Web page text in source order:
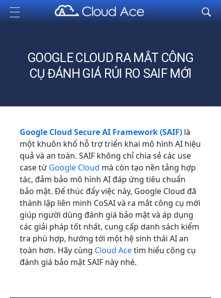
Cloud Ace
Nhà cung cấp giải pháp trên GCP cho doanh nghiệp
GOOGLE CLOUD RA MẮT CÔNG
CỤ ĐÁNH GIÁ RỦI RO SAIF MỚI
Google Cloud Secure AI Framework (SAIF) là
một khuôn khổ hỗ trợ triển khai mô hình AI hiệu
quả và an toàn. SAIF không chỉ chia sẻ các use
case từGoogle Cloud mà còn tạo nền tảng hợp
tác, đảm bảo mô hình AI đáp ứng tiêu chuẩn
bảo mật. Để thúc đẩy việc này, Google Cloud đã
thành lập liên minh CoSAI và ra mắt công cụ mới
giúp người dùng đánh giá bảo mật và áp dụng
các giải pháp tốt nhất, cung cấp danh sách kiểm
tra phù hợp, hướng tới một hệ sinh thái AI an
toàn hơn. Hãy cùng Cloud Acetìm hiểu công cụ
đánh giá bảo mật SAIF này nhé.